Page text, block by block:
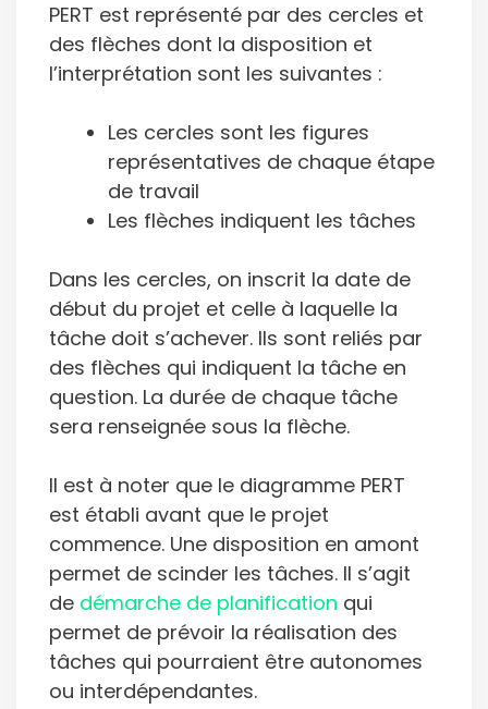
PERT est représenté par des cercles et
des flèches dont la disposition et
l’interprétation sont les suivantes :
Les cercles sont les figures
représentatives de chaque étape
de travail
Les flèches indiquent les tâches
Dans les cercles, on inscrit la date de
début du projet et celle à laquelle la
tâche doit s’achever. Ils sont reliés par
des flèches qui indiquent la tâche en
question. La durée de chaque tâche
sera renseignée sous la flèche.
Il est à noter que le diagramme PERT
est établi avant que le projet
commence. Une disposition en amont
permet de scinder les tâches. Il s’agit
de démarche de planification qui
permet de prévoir la réalisation des
tâches qui pourraient être autonomes
ou interdépendantes.